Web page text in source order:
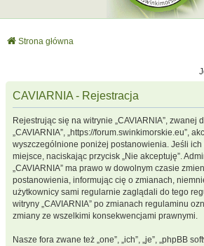
Strona główna
CAVIARNIA - Rejestracja
Rejestrując się na witrynie „CAVIARNIA”, zwanej
„CAVIARNIA”, „https://forum.swinkimorskie.eu”,
wyszczególnione poniżej postanowienia. Jeśli
miejsce, naciskając przycisk „Nie akceptuję”.
„CAVIARNIA” ma prawo w dowolnym czasie
postanowienia, informując cię o zmianach,
użytkownicy sami regularnie zaglądali do tego
witryny „CAVIARNIA” po zmianach regulaminu
zmiany ze wszelkimi konsekwencjami prawnymi.
Nasze fora zwane też „one”, „ich”, „je”, „phpBB